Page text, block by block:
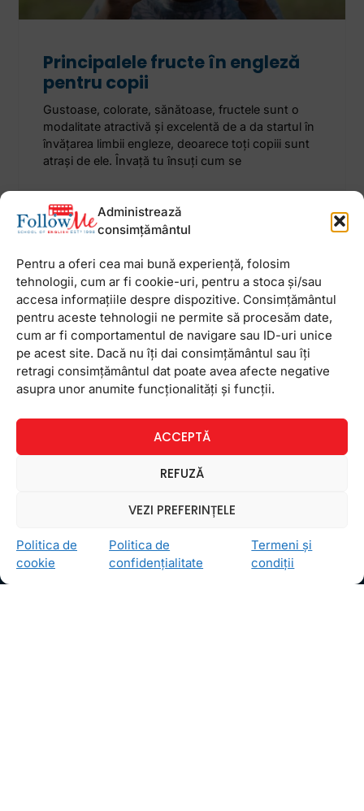
Administrează
consimțământul
Pentru a oferi cea mai bună experiență, folosim
tehnologii, cum ar fi cookie-uri, pentru a stoca și/sau
accesa informațiile despre dispozitive. Consimțământul
pentru aceste tehnologii ne permite să procesăm date,
cum ar fi comportamentul de navigare sau ID-uri unice
pe acest site. Dacă nu îți dai consimțământul sau îți
retragi consimțământul dat poate avea afecte negative
asupra unor anumite funcționalități și funcții.
ACCEPTĂ
REFUZĂ
VEZI PREFERINȚELE
Politica de
cookie
Politica de
confidențialitate
Termeni și
condiții
Principalele fructe în engleză
pentru copii
Gustoase, colorate, sănătoase, fructele sunt o
modalitate atractivă și excelentă de a da startul în
învățarea limbii engleze, deoarece toți copiii sunt
atrași de ele. Învață tu însuți cum se
16 decembrie 2021 Niciun comentariu
Newsletter
Învaţă zâmbind. Vrem să realizăm asta
Locații
FollowMe Dr. Taberei